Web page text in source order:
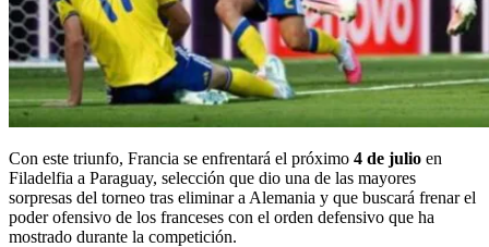
Con este triunfo, Francia se enfrentará el próximo 4 de julio en
Filadelfia a Paraguay, selección que dio una de las mayores
sorpresas del torneo tras eliminar a Alemania y que buscará frenar el
poder ofensivo de los franceses con el orden defensivo que ha
mostrado durante la competición.